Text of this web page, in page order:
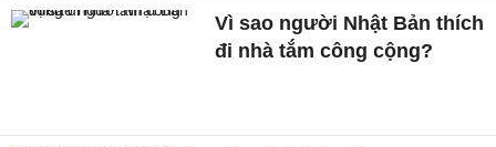
Vì sao người Nhật Bản thích
đi nhà tắm công cộng?